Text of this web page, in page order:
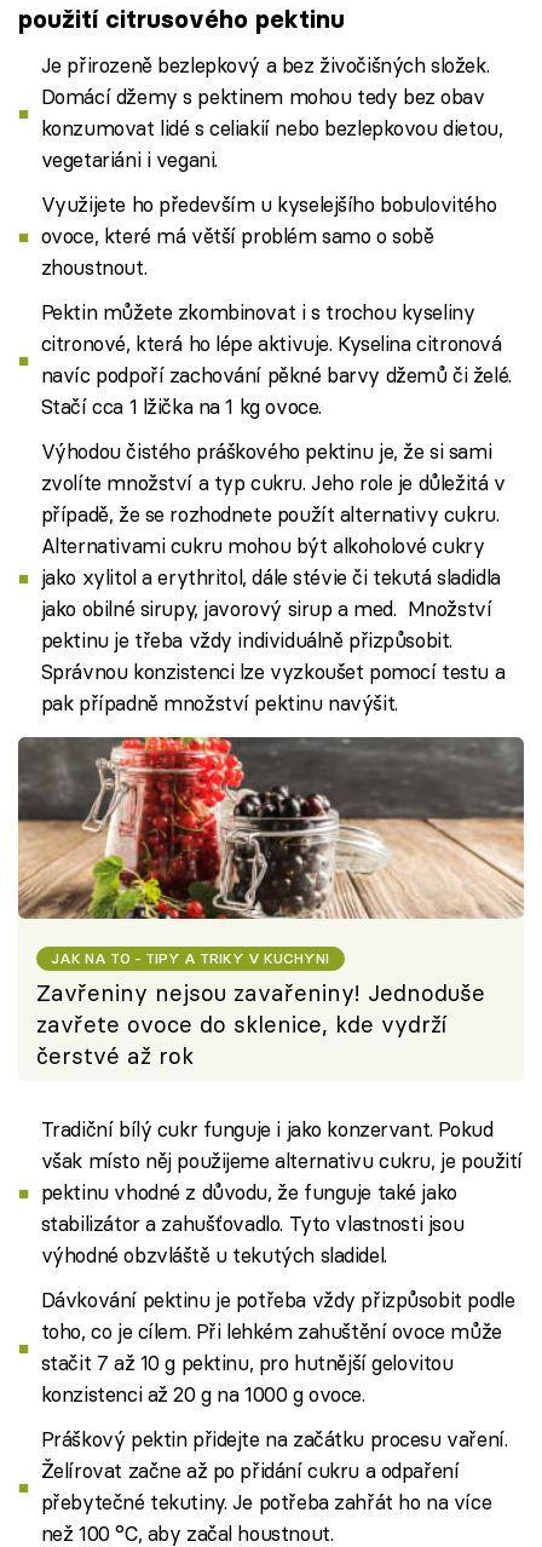
použití citrusového pektinu
Je přirozeně bezlepkový a bez živočišných složek.
Domácí džemy s pektinem mohou tedy bez obav
konzumovat lidé s celiakií nebo bezlepkovou dietou,
vegetariáni i vegani.
Využijete ho především u kyselejšího bobulovitého
ovoce, které má větší problém samo o sobě
zhoustnout.
Pektin můžete zkombinovat i s trochou kyseliny
citronové, která ho lépe aktivuje. Kyselina citronová
navíc podpoří zachování pěkné barvy džemů či želé.
Stačí cca 1 lžička na 1 kg ovoce.
Výhodou čistého práškového pektinu je, že si sami
zvolíte množství a typ cukru. Jeho role je důležitá v
případě, že se rozhodnete použít alternativy cukru.
Alternativami cukru mohou být alkoholové cukry
jako xylitol a erythritol, dále stévie či tekutá sladidla
jako obilné sirupy, javorový sirup a med. Množství
pektinu je třeba vždy individuálně přizpůsobit.
Správnou konzistenci lze vyzkoušet pomocí testu a
pak případně množství pektinu navýšit.
JAK NA TO - TIPY A TRIKY V KUCHYNI
Zavřeniny nejsou zavařeniny! Jednoduše
zavřete ovoce do sklenice, kde vydrží
čerstvé až rok
Tradiční bílý cukr funguje i jako konzervant. Pokud
však místo něj použijeme alternativu cukru, je použití
pektinu vhodné z důvodu, že funguje také jako
stabilizátor a zahušťovadlo. Tyto vlastnosti jsou
výhodné obzvláště u tekutých sladidel.
Dávkování pektinu je potřeba vždy přizpůsobit podle
toho, co je cílem. Při lehkém zahuštění ovoce může
stačit 7 až 10 g pektinu, pro hutnější gelovitou
konzistenci až 20 g na 1000 g ovoce.
Práškový pektin přidejte na začátku procesu vaření.
Želírovat začne až po přidání cukru a odpaření
přebytečné tekutiny. Je potřeba zahřát ho na více
než 100 °C, aby začal houstnout.